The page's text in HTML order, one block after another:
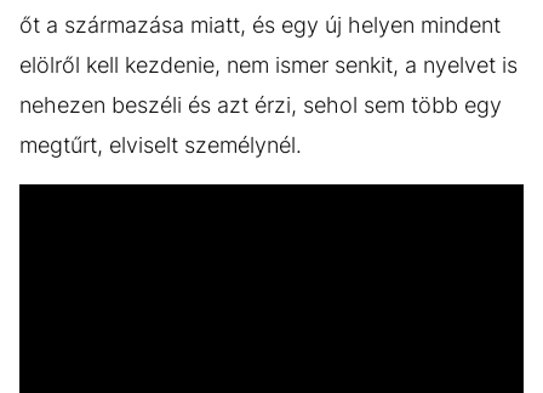
őt a származása miatt, és egy új helyen mindent
elölről kell kezdenie, nem ismer senkit, a nyelvet is
nehezen beszéli és azt érzi, sehol sem több egy
megtűrt, elviselt személynél.